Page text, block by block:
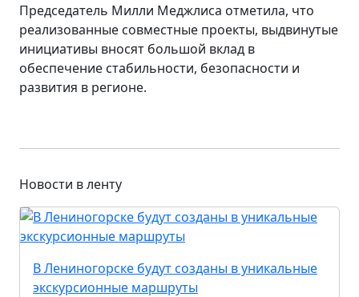
Председатель Милли Меджлиса отметила, что
реализованные совместные проекты, выдвинутые
инициативы вносят большой вклад в
обеспечение стабильности, безопасности и
развития в регионе.
Новости в ленту
В Лениногорске будут созданы в уникальные
экскурсионные маршруты